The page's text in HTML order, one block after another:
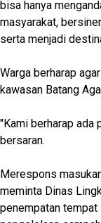
bisa hanya
masyarakat,
serta menjadi
Warga berharap
kawasan Batang
"Kami berharap ada
bersaran.
Merespons
meminta Dinas
penempatan